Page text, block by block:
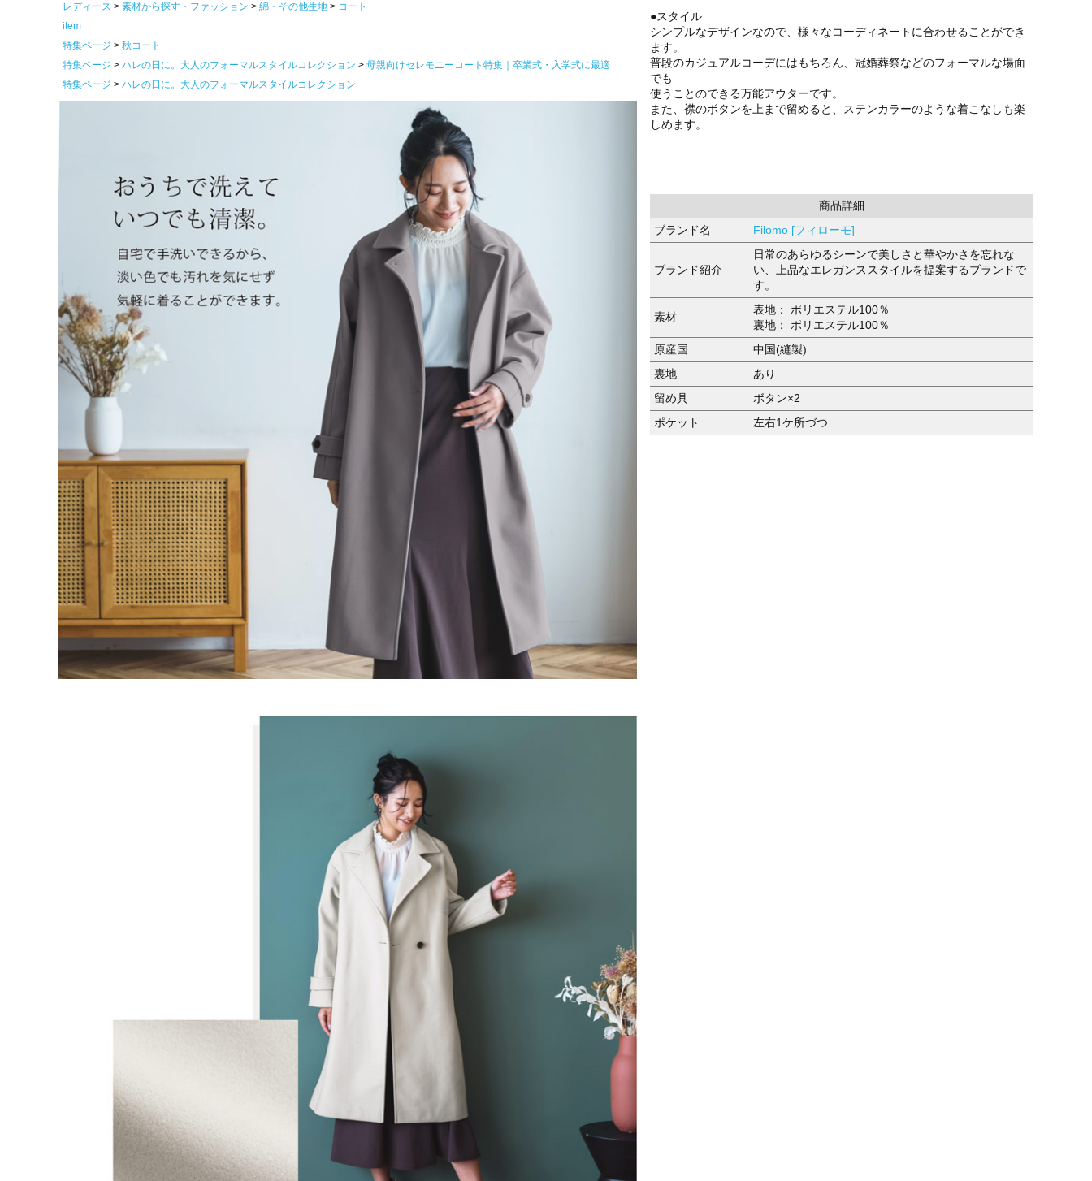
レディース
素材から探す・ファッション 綿・その他生地
コート
item
特集ページ
秋コート
特集ページ
ハレの日に。大人のフォーマルスタイルコレクション
母親向けセレモニーコート特集｜卒業式・入学式に最適
特集ページ
ハレの日に。大人のフォーマルスタイルコレクション
●スタイル
シンプルなデザインなので、様々なコーディネートに合わせることができ
ます。
普段のカジュアルコーデにはもちろん、冠婚葬祭などのフォーマルな場面
でも
使うことのできる万能アウターです。
また、襟のボタンを上まで留めると、ステンカラーのような着こなしも楽
しめます。
商品詳細
ブランド名
Filomo [フィローモ]
ブランド紹介
日常のあらゆるシーンで美しさと華やかさを忘れな
い、上品なエレガンススタイルを提案するブランドで
す。
素材
表地： ポリエステル100％
裏地： ポリエステル100％
原産国
中国(縫製)
裏地
あり
留め具
ボタン×2
ポケット
左右1ケ所づつ